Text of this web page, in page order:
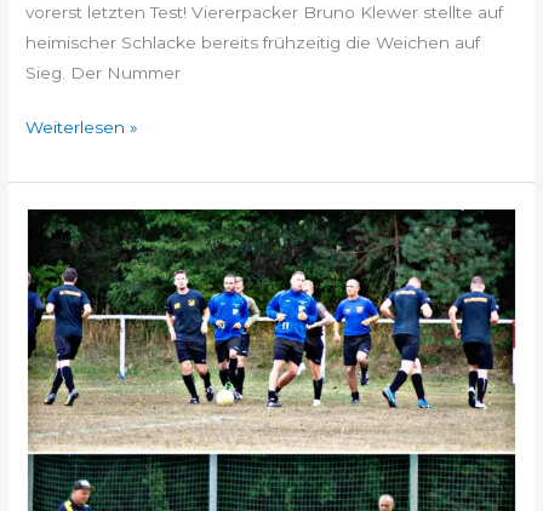
vorerst letzten Test! Viererpacker Bruno Klewer stellte auf
heimischer Schlacke bereits frühzeitig die Weichen auf
Sieg. Der Nummer
Weiterlesen »
Testspielvorschau
Wochenende